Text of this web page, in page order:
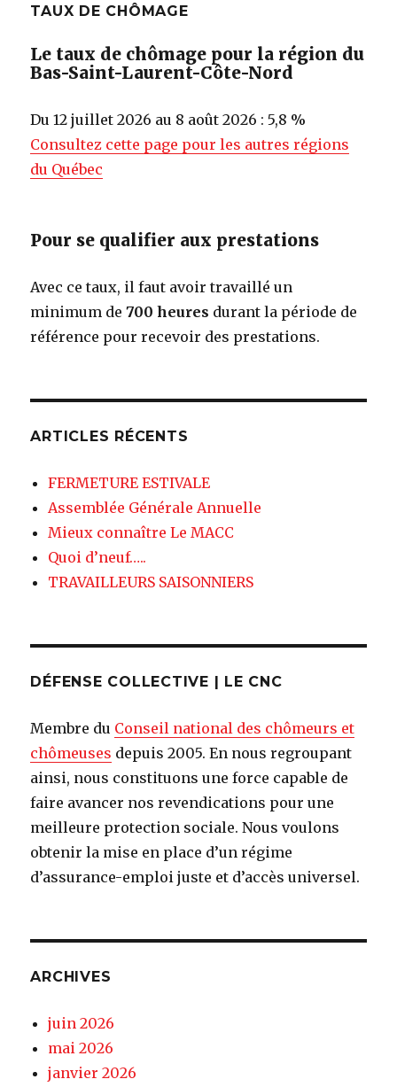
TAUX DE CHÔMAGE
Le taux de chômage pour la région du
Bas-Saint-Laurent-Côte-Nord
Du 12 juillet 2026 au 8 août 2026 : 5,8 %
Consultez cette page pour les autres régions
du Québec
Pour se qualifier aux prestations
Avec ce taux, il faut avoir travaillé un
minimum de700 heures durant la période de
référence pour recevoir des prestations.
ARTICLES RÉCENTS
FERMETURE ESTIVALE
Assemblée Générale Annuelle
Mieux connaître Le MACC
Quoi d’neuf…..
TRAVAILLEURS SAISONNIERS
DÉFENSE COLLECTIVE | LE CNC
Membre du Conseil national des chômeurs et
chômeuses depuis 2005. En nous regroupant
ainsi, nous constituons une force capable de
faire avancer nos revendications pour une
meilleure protection sociale. Nous voulons
obtenir la mise en place d’un régime
d’assurance-emploi juste et d’accès universel.
ARCHIVES
juin 2026
mai 2026
janvier 2026